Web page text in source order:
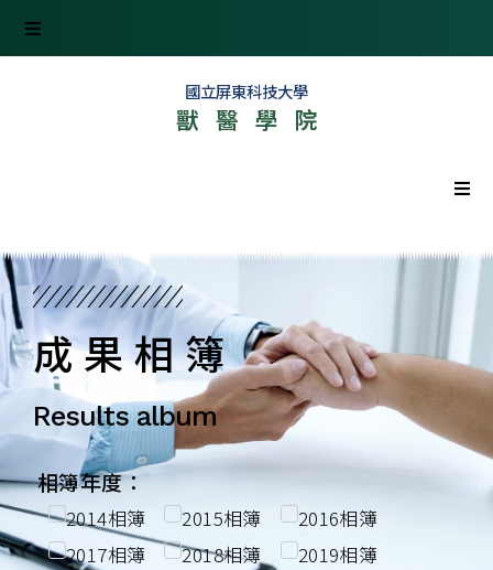
國立屏東科技大學
獸醫學院
最新消息
學院資訊
組織單位
產學研究
檔案下載
成果相簿
Results album
相簿年度：
2014相簿 2015相簿
2016相簿
2017相簿
2018相簿
2019相簿